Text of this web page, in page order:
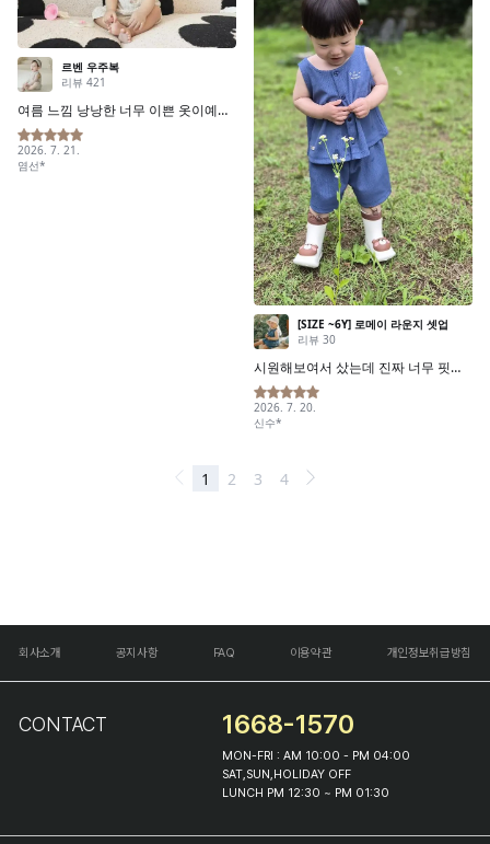
회사소개 공지사항 FAQ 이용약관 개인정보취급방침
CONTACT 1668-1570
MON-FRI : AM 10:00 - PM 04:00
SAT,SUN,HOLIDAY OFF
LUNCH PM 12:30 ~ PM 01:30